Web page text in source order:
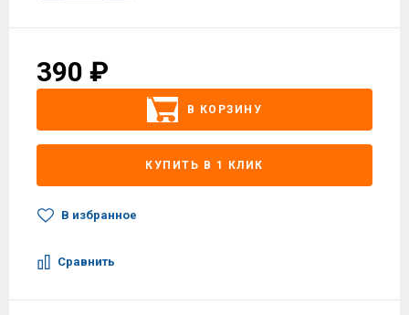
390 ₽
В КОРЗИНУ
КУПИТЬ В 1 КЛИК
В избранное
Сравнить